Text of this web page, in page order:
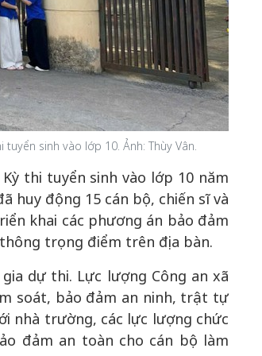
sinh vào lớp 10. Ảnh: Thùy Vân.
thi tuyển sinh vào lớp 10 năm
huy động 15 cán bộ, chiến sĩ và
khai các phương án bảo đảm
trọng điểm trên địa bàn.
dự thi. Lực lượng Công an xã
soát, bảo đảm an ninh, trật tự
nhà trường, các lực lượng chức
đảm an toàn cho cán bộ làm
năm Việt Nam gia
UNESCO: Khơi
nội lực văn hóa,
hình vị thế kiến
| Kỳ 1: Khát vọng
bình thể hiện trong
định lịch sử
50 năm Việt
nhập
nguồn nội lực,
Chuyển hóa
thành động
triển